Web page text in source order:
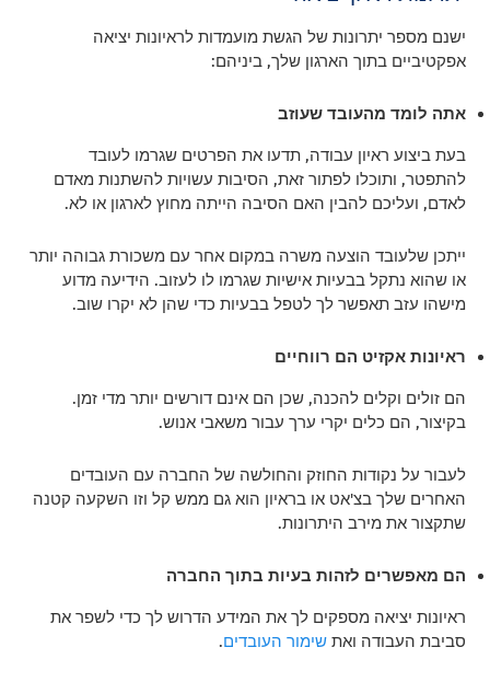
ישנם מספר יתרונות של הגשת מועמדות לראיונות יציאה
אפקטיביים בתוך הארגון שלך, ביניהם:
אתה לומד מהעובד שעוזב
בעת ביצוע ראיון עבודה, תדעו את הפרטים שגרמו לעובד
להתפטר, ותוכלו לפתור זאת, הסיבות עשויות להשתנות מאדם
לאדם, ועליכם להבין האם הסיבה הייתה מחוץ לארגון או לא.
ייתכן שלעובד הוצעה משרה במקום אחר עם משכורת גבוהה יותר
או שהוא נתקל בבעיות אישיות שגרמו לו לעזוב. הידיעה מדוע
מישהו עזב תאפשר לך לטפל בבעיות כדי שהן לא יקרו שוב.
ראיונות אקזיט הם רווחיים
הם זולים וקלים להכנה, שכן הם אינם דורשים יותר מדי זמן.
בקיצור, הם כלים יקרי ערך עבור משאבי אנוש.
לעבור על נקודות החוזק והחולשה של החברה עם העובדים
האחרים שלך בצ'אט או בראיון הוא גם ממש קל וזו השקעה קטנה
שתקצור את מירב היתרונות.
הם מאפשרים לזהות בעיות בתוך החברה
ראיונות יציאה מספקים לך את המידע הדרוש לך כדי לשפר את
סביבת העבודה ואתשימור העובדים.